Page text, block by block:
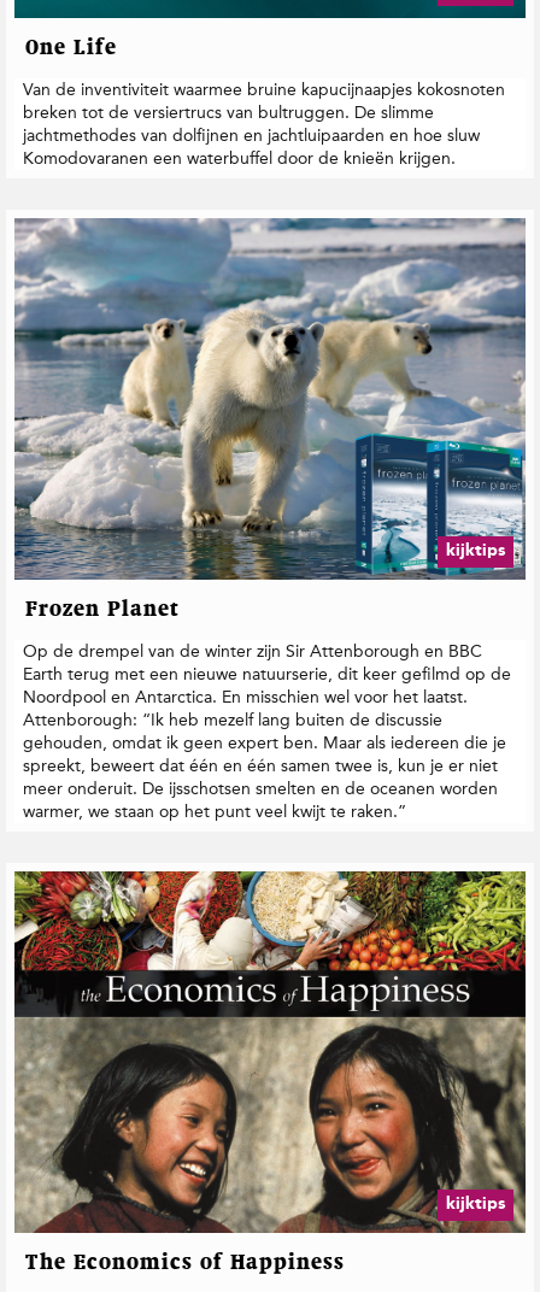
One Life
Van de inventiviteit waarmee bruine kapucijnaapjes kokosnoten
breken tot de versiertrucs van bultruggen. De slimme
jachtmethodes van dolfijnen en jachtluipaarden en hoe sluw
Komodovaranen een waterbuffel door de knieën krijgen.
kijktips
Frozen Planet
Op de drempel van de winter zijn Sir Attenborough en BBC
Earth terug met een nieuwe natuurserie, dit keer gefilmd op de
Noordpool en Antarctica. En misschien wel voor het laatst.
Attenborough: “Ik heb mezelf lang buiten de discussie
gehouden, omdat ik geen expert ben. Maar als iedereen die je
spreekt, beweert dat één en één samen twee is, kun je er niet
meer onderuit. De ijsschotsen smelten en de oceanen worden
warmer, we staan op het punt veel kwijt te raken.”
kijktips
The Economics of Happiness